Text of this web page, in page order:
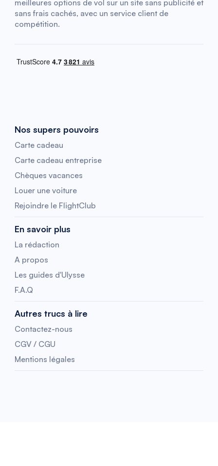
meilleures options de vol sur un site sans publicité et
sans frais cachés, avec un service client de
compétition.
Nos supers pouvoirs
Carte cadeau
Carte cadeau entreprise
Chèques vacances
Louer une voiture
Rejoindre le FlightClub
En savoir plus
La rédaction
A propos
Les guides d'Ulysse
F.A.Q
Autres trucs à lire
Contactez-nous
CGV / CGU
Mentions légales